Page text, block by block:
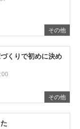
その他
その他
くりで初めに決め